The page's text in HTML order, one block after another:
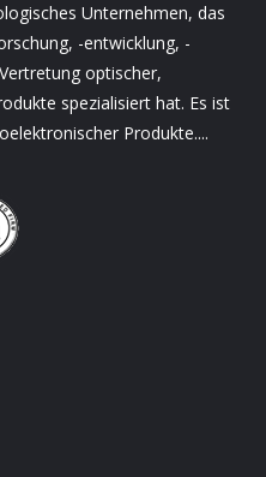
Unternehmen, das
-entwicklung, -
optischer,
spezialisiert hat. Es ist
Produkte....